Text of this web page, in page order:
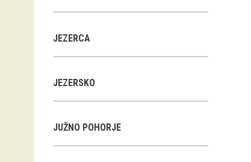
JEZERCA
JEZERSKO
JUŽNO POHORJE